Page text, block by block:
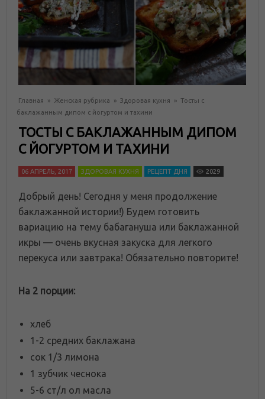
Главная » Женская рубрика » Здоровая кухня » Тосты с
баклажанным дипом с йогуртом и тахини
ТОСТЫ С БАКЛАЖАННЫМ ДИПОМ
С ЙОГУРТОМ И ТАХИНИ
06 АПРЕЛЬ, 2017 ЗДОРОВАЯ КУХНЯ РЕЦЕПТ ДНЯ 2029
Добрый день! Сегодня у меня продолжение
баклажанной истории!) Будем готовить
вариацию на тему бабагануша или баклажанной
икры — очень вкусная закуска для легкого
перекуса или завтрака! Обязательно повторите!
На 2 порции:
хлеб
1-2 средних баклажана
сок 1/3 лимона
1 зубчик чеснока
5-6 ст/л ол масла